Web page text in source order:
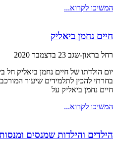
המשיכו לקרוא...
חיים נחמן ביאליק
רחל בראון-שגב 23 בדצמבר 2020
יום הולדתו של חיים נחמן ביאליק חל
חיים נחמן ביאליק על
המשיכו לקרוא...
הילדים והילדות שמנסים